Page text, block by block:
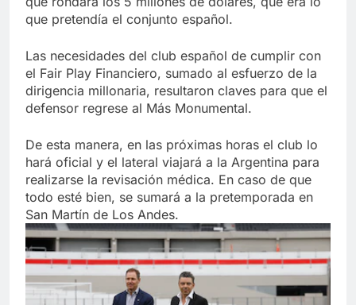
que pretendía el conjunto español.
Las necesidades del club español de cumplir con
el Fair Play Financiero, sumado al esfuerzo de la
dirigencia millonaria, resultaron claves para que el
defensor regrese al Más Monumental.
De esta manera, en las próximas horas el club lo
hará oficial y el lateral viajará a la Argentina para
realizarse la revisación médica. En caso de que
todo esté bien, se sumará a la pretemporada en
San Martín de Los Andes.